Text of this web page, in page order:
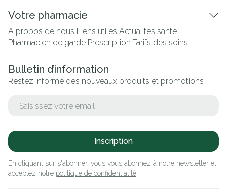
Votre pharmacie
A propos de nous Liens utiles Actualités santé
Pharmacien de garde Prescription Tarifs des soins
Bulletin d’information
Restez informé des nouveaux produits et promotions
Inscription
En cliquant sur s'abonner, vous vous abonnez à notre newsletter et
acceptez notre politique de confidentialité